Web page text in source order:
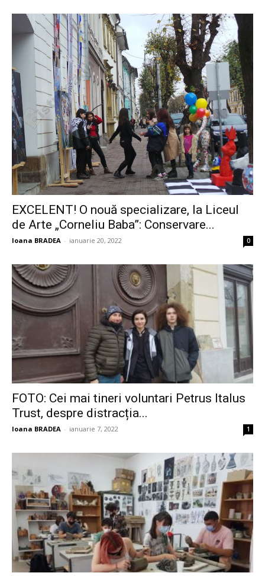
EXCELENT! O nouă specializare, la Liceul
de Arte „Corneliu Baba”: Conservare...
Ioana BRADEA - ianuarie 20, 2022 0
FOTO: Cei mai tineri voluntari Petrus Italus
Trust, despre distracția...
Ioana BRADEA - ianuarie 7, 2022 1